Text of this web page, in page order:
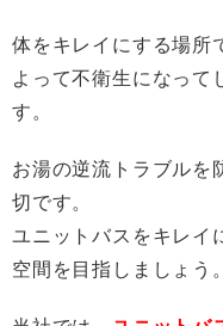
体をキレイにする場所
よって不衛生になって
す。
お湯の逆流トラブルを
切です。
ユニットバスをキレイ
空間を目指しましょう。